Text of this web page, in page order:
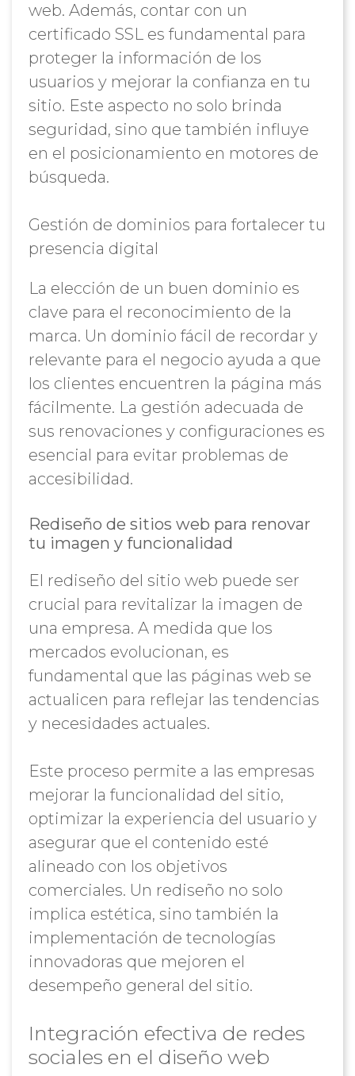
web. Además, contar con un
certificado SSL es fundamental para
proteger la información de los
usuarios y mejorar la confianza en tu
sitio. Este aspecto no solo brinda
seguridad, sino que también influye
en el posicionamiento en motores de
búsqueda.
Gestión de dominios para fortalecer tu
presencia digital
La elección de un buen dominio es
clave para el reconocimiento de la
marca. Un dominio fácil de recordar y
relevante para el negocio ayuda a que
los clientes encuentren la página más
fácilmente. La gestión adecuada de
sus renovaciones y configuraciones es
esencial para evitar problemas de
accesibilidad.
Rediseño de sitios web para renovar
tu imagen y funcionalidad
El rediseño del sitio web puede ser
crucial para revitalizar la imagen de
una empresa. A medida que los
mercados evolucionan, es
fundamental que las páginas web se
actualicen para reflejar las tendencias
y necesidades actuales.
Este proceso permite a las empresas
mejorar la funcionalidad del sitio,
optimizar la experiencia del usuario y
asegurar que el contenido esté
alineado con los objetivos
comerciales. Un rediseño no solo
implica estética, sino también la
implementación de tecnologías
innovadoras que mejoren el
desempeño general del sitio.
Integración efectiva de redes
sociales en el diseño web